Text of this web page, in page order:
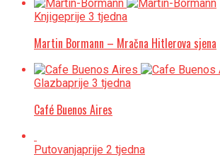
Knjigeprije 3 tjedna
Martin Bormann – Mračna Hitlerova sjena
Glazbaprije 3 tjedna
Café Buenos Aires
Putovanjaprije 2 tjedna